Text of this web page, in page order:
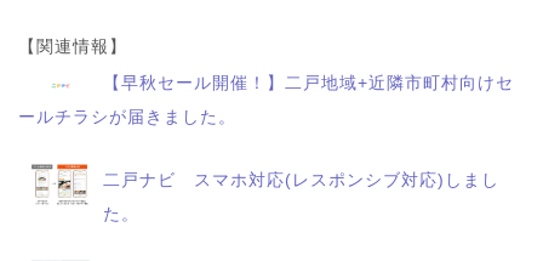
【関連情報】
【早秋セール開催！】二戸地域+近隣市町村向けセ
ールチラシが届きました。
二戸ナビ スマホ対応(レスポンシブ対応)しまし
た。